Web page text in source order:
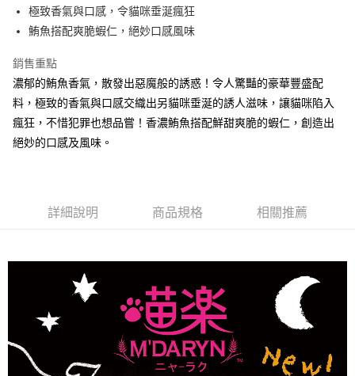
國泰世華商業銀行
兆豐國際商業銀行
臺灣中小企業銀行
台中商業銀行
聯邦商業銀行
元大商業銀行
永豐商業銀行
台新國際商業銀行
中國信託商業銀行
台灣樂天信用卡公司
街口支付
Google Pay
全盈+PAY
大哥付你分期
2.付款方式選擇「大哥付你分期」，訂單成立後會自動跳轉到大哥付的交易
流程，驗證手機門號後，選擇欲分期的期數、繳款截止日，確認付款後即完
4.訂單成立30分鐘內，如未前往確認交易或遇審核未通過，訂單將自動取
消。如遇「轉專審核」未通過狀況，表示未達大哥付你分期系統評分，恕無
法說明評估內容。
【繳款方式說明】
1.分期款項不併入電信帳單，「大哥付你分期」於每月結算日後寄送繳費提
醒簡訊。
2.透過簡訊連結打開帳單後，可選擇「超商條碼／台灣大直營門市／銀行轉
帳／街口支付／iPASS MONEY」等通路繳費。
相關說明
２．便利：只要手機號碼，簡訊認證，即可結帳。
３．安心：先確認商品／服務後，再付款。
【「AFTEE先享後付」結帳流程】
１．於結帳方式選擇「AFTEE先享後付」後，將跳轉至「AFTEE先享後付」
結帳頁面，進行簡訊認證並確認金額後，即可完成結帳。
２．訂單成立數日內，您將收到繳費通知簡訊。
本島宅配
每筆NT$95，滿NT$1,000(含以上)免運費
極致香氣與口感，令貓咪垂涎瘋狂
鮪魚搭配爽脆蝦仁，絕妙口感風味
銷售重點
濃郁的鮪魚香氣，散發出惡魔般的誘惑！令人驚豔的豪華豐盛配
料，極致的香氣與口感交織出另貓咪垂涎的誘人滋味，讓貓咪陷入
瘋狂，不惜犯罪也想品嘗！香濃鮪魚搭配鮮甜爽脆的蝦仁，創造出
絕妙的口感及風味。
詳細說明 商品規格 相關推薦